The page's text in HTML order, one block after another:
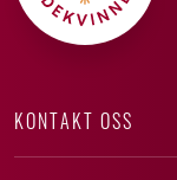
KONTAKT OSS